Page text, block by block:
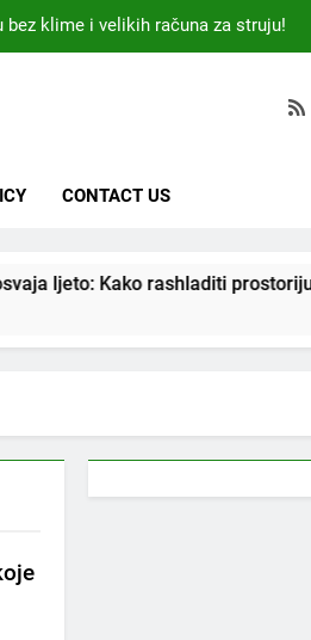
klime i velikih računa za struju!
sredstvo koje svi imamo u kući
čuvaju godinama
Ove 4 jutarnje navike nikada ne
sati – mnogi ih rade svakog dana!
sredstvo koje svi imamo u kući
CONTACT US
Kako rashladiti prostoriju bez